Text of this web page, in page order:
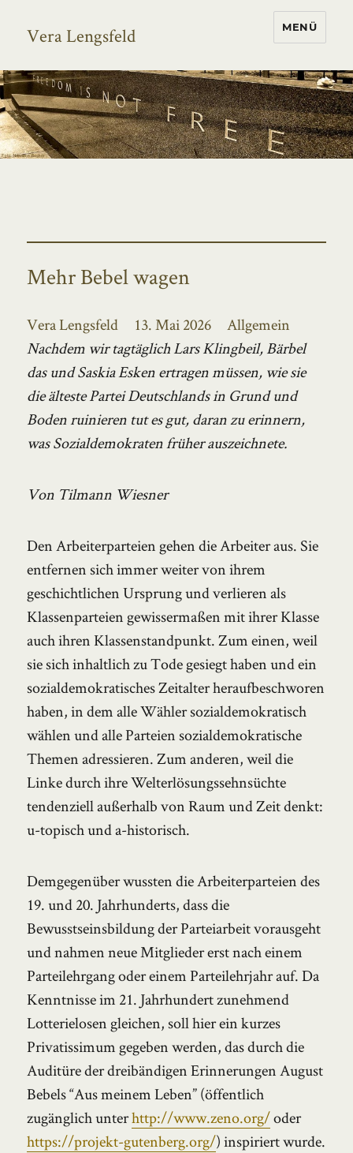
Vera Lengsfeld MENÜ
Mehr Bebel wagen
Autor
Vera Lengsfeld
Veröffentlicht
am
13. Mai 2026 Kategorien
Allgemein
Nachdem wir tagtäglich Lars Klingbeil, Bärbel
das und Saskia Esken ertragen müssen, wie sie
die älteste Partei Deutschlands in Grund und
Boden ruinieren tut es gut, daran zu erinnern,
was Sozialdemokraten früher auszeichnete.
Von Tilmann Wiesner
Den Arbeiterparteien gehen die Arbeiter aus. Sie
entfernen sich immer weiter von ihrem
geschichtlichen Ursprung und verlieren als
Klassenparteien gewissermaßen mit ihrer Klasse
auch ihren Klassenstandpunkt. Zum einen, weil
sie sich inhaltlich zu Tode gesiegt haben und ein
sozialdemokratisches Zeitalter heraufbeschworen
haben, in dem alle Wähler sozialdemokratisch
wählen und alle Parteien sozialdemokratische
Themen adressieren. Zum anderen, weil die
Linke durch ihre Welterlösungssehnsüchte
tendenziell außerhalb von Raum und Zeit denkt:
u-topisch und a-historisch.
Demgegenüber wussten die Arbeiterparteien des
19. und 20. Jahrhunderts, dass die
Bewusstseinsbildung der Parteiarbeit vorausgeht
und nahmen neue Mitglieder erst nach einem
Parteilehrgang oder einem Parteilehrjahr auf. Da
Kenntnisse im 21. Jahrhundert zunehmend
Lotterielosen gleichen, soll hier ein kurzes
Privatissimum gegeben werden, das durch die
Auditüre der dreibändigen Erinnerungen August
Bebels “Aus meinem Leben” (öffentlich
zugänglich unterhttp://www.zeno.org/oder
https://projekt-gutenberg.org/) inspiriert wurde.